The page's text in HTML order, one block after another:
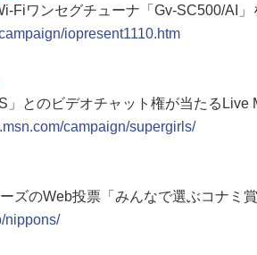
Fiワンセグチューナ「Gv-SC500/AI」
iopresent1110.htm
」とのビデオチャット権が当たるLive
campaign/supergirls/
ズのWeb投票「みんなで選ぶコナミ
nippons/